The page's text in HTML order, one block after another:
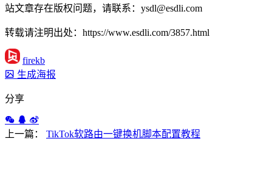
站文章存在版权问题，请联系：ysdl@esdli.com
转载请注明出处：https://www.esdli.com/3857.html
firekb
生成海报
分享
上一篇： TikTok软路由一键换机脚本配置教程